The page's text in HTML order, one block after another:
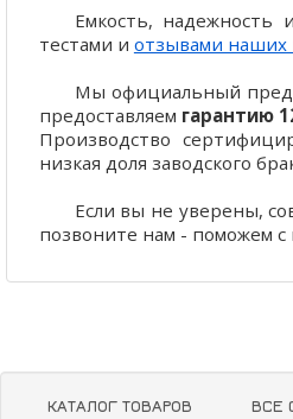
Емкость, надежность
тестами и отзывами наших
Мы официальный
предоставляем гарантию
Производство
низкая доля заводского
Если вы не уверены,
позвоните нам - поможем с
КАТАЛОГ ТОВАРОВ ВСЕ